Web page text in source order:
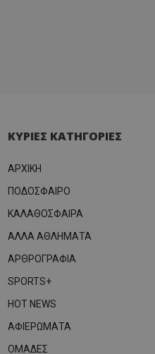
ΚΥΡΙΕΣ ΚΑΤΗΓΟΡΙΕΣ
ΑΡΧΙΚΗ
ΠΟΔΟΣΦΑΙΡΟ
ΚΑΛΑΘΟΣΦΑΙΡΑ
ΑΛΛΑ ΑΘΛΗΜΑΤΑ
ΑΡΘΡΟΓΡΑΦΙΑ
SPORTS+
HOT NEWS
ΑΦΙΕΡΩΜΑΤΑ
ΟΜΑΔΕΣ